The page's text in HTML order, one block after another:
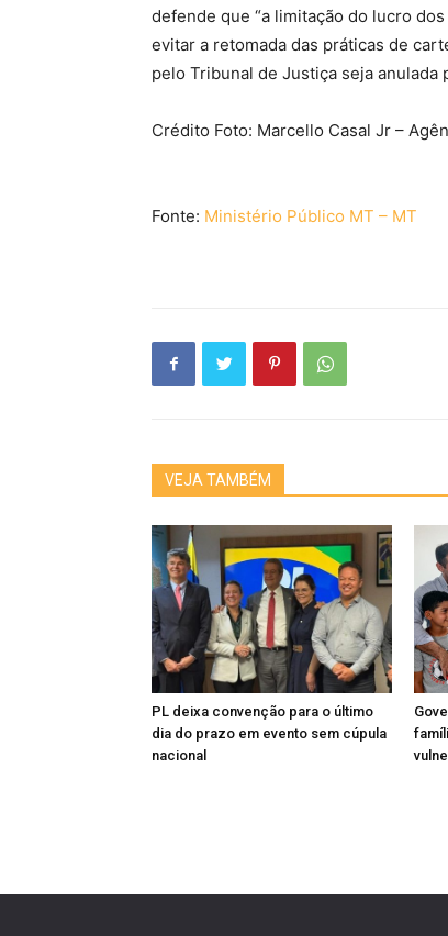
defende que “a limitação do lucro
evitar a retomada das práticas de
pelo Tribunal de Justiça seja anulada
Crédito Foto: Marcello Casal Jr –
Fonte: Ministério Público MT – MT
VEJA TAMBÉM
PL deixa convenção para o último
dia do prazo em evento sem cúpula
nacional